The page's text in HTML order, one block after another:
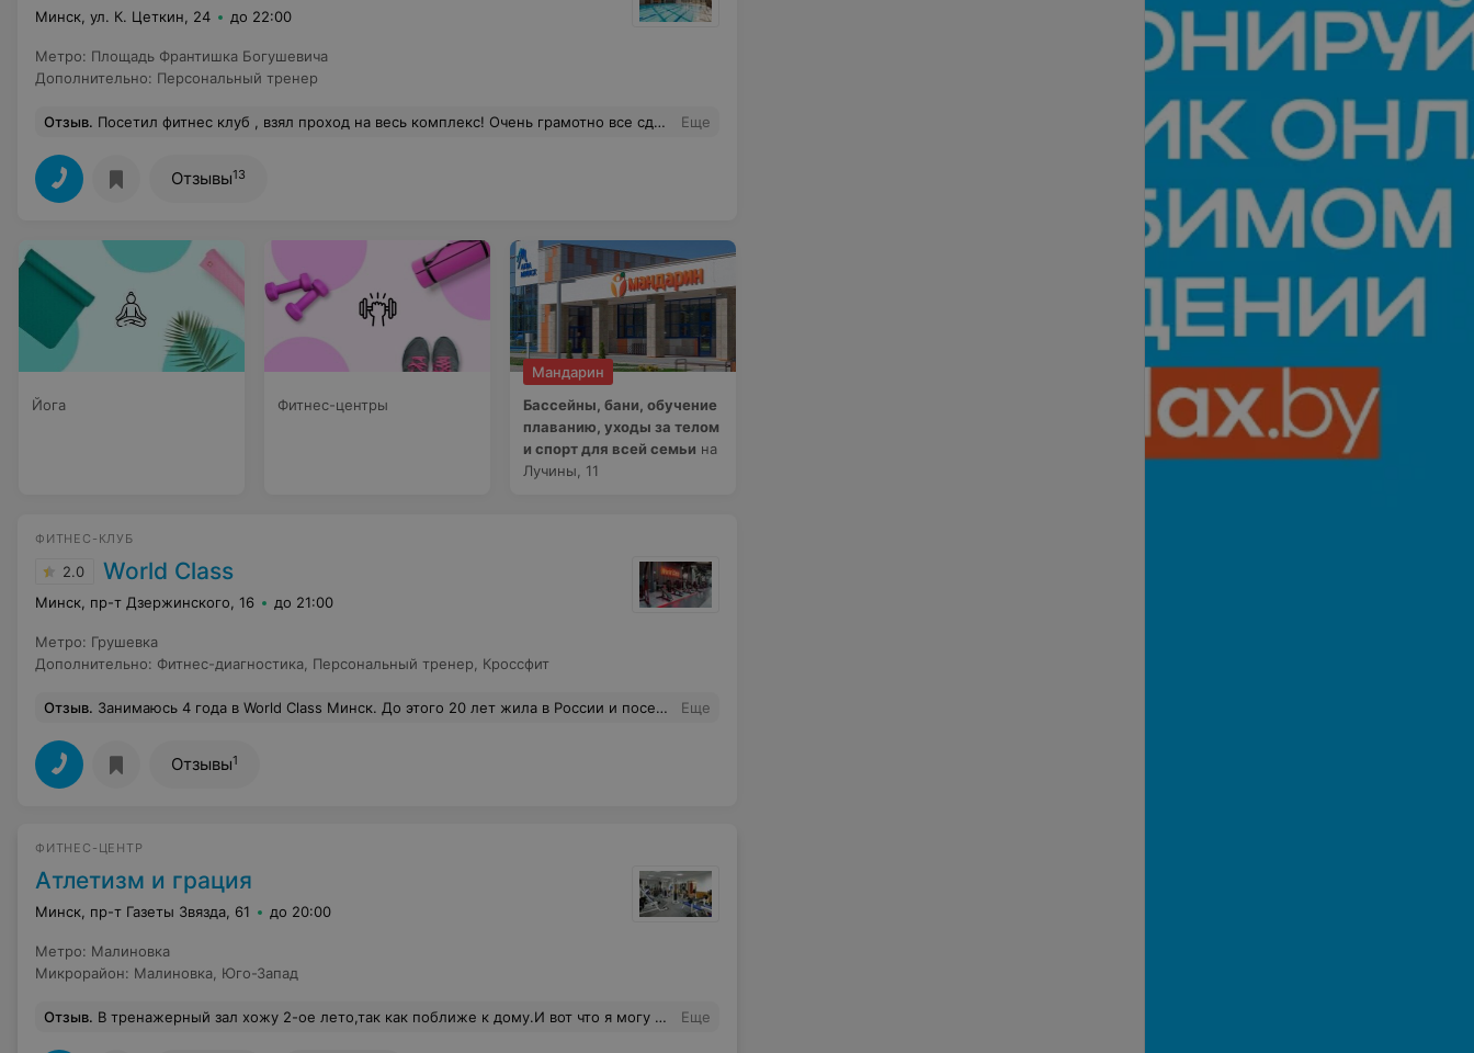
Минск, ул. К. Цеткин, 24 до 22:00
Метро: Площадь Франтишка Богушевича
Дополнительно: Персональный тренер
Отзыв. Посетил фитнес клуб , взял проход на весь комплекс! Очень грамотно все сделано , можно занимать любым видом спорта и все локации просматриваются! Беру свою семью, ребенка в бассейн , сам качаться, а жену на пилатес отправлю когда откроется! И все друг дружку видят ) Класс Еще
Отзывы13
Йога Фитнес-центры
Мандарин
Бассейны, бани, обучение
плаванию, уходы за телом
и спорт для всей семьи на
Лучины, 11
ФИТНЕС-КЛУБ
2.0 World Class
Минск, пр-т Дзержинского, 16 до 21:00
Метро: Грушевка
Дополнительно: Фитнес-диагностика Персональный тренер Кроссфит
Отзыв. Занимаюсь 4 года в World Class Минск. До этого 20 лет жила в России и посещала клубы сети World Class в Москве и Сочи. В сравнении клуб в Минске сильно проигрыват. Уровень подготовки тренеров групповых программ низкий. Групповве программы в вечерние часы однообразные. Все расписание напичкано тренировкой Body Pump с одним и тем же набором упражнений. Тренеры не умеют организовать интересную силовую тренировку. Тренеры не умеют работать под музыкальный квадрат, тренеры не умеют делать интересные связки для эффективной проработки мышц. Цель - дать максимальную нагрузку с максимальным весом, не обращая внимание на разный уровень подготовки клиентов. При личной беседе с тренерами часто употребляются фразы "мы не обязаны". Мы не обязаны работать под музыку, мы не обязаны менять релизы чаще 1 раза в месяц, мы не обязаны подстраивать под кого-то расписание, у нас все согласовано с куратором из Москвы. Абсолютно отсутствует клиентоориентированность. Еще
Отзывы1
ФИТНЕС-ЦЕНТР
Атлетизм и грация
Минск, пр-т Газеты Звязда, 61 до 20:00
Метро: Малиновка
Микрорайон: Малиновка Юго-Запад
Отзыв. В тренажерный зал хожу 2-ое лето,так как поближе к дому.И вот что я могу сказать: зал мне очень нравится, тренера отличные, знают свое дело и всегда дают советы.Хожу в первой половине дня и места мне всегда хватает, очередь на тренажеры не большая, играет хорошая музыка, и никогда не было проблем со шкафчиками, вообщем я доволен. Еще